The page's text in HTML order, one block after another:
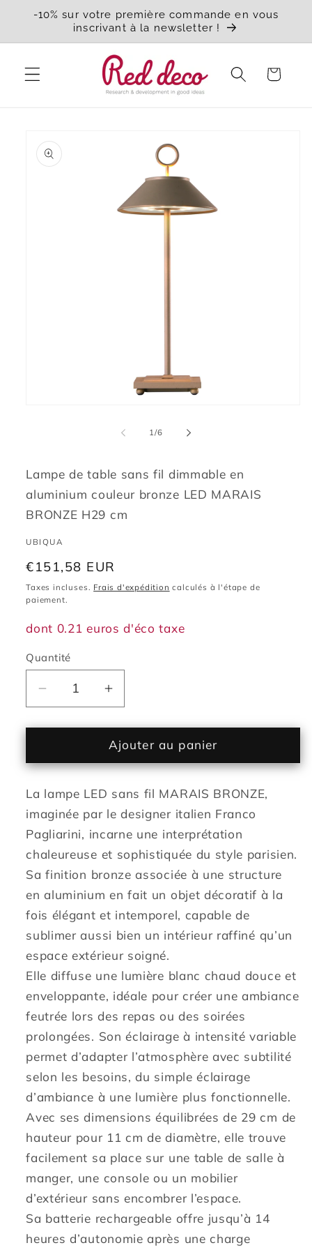
passer
contenu
-10% sur votre première commande en vous
inscrivant à la newsletter !
Panier
informations
produits
fenêtre
modale
1/de
6
Lampe de table sans fil dimmable en
aluminium couleur bronze LED MARAIS
BRONZE H29 cm
UBIQUA
Prix
habituel
€151,58 EUR
Taxes incluses. Frais d'expédition calculés à l'étape de
paiement.
dont 0.21 euros d'éco taxe
Quantité
Réduire
la
quantité
Lampe
table
sans
fil
dimmable
en
aluminium
couleur
bronze
LED
BRONZE
H29
cm
Augmenter
la
quantité
de
Lampe
table
sans
fil
dimmable
en
aluminium
couleur
bronze
LED
BRONZE
H29
cm
Ajouter au panier
La lampe LED sans fil MARAIS BRONZE,
imaginée par le designer italien Franco
Pagliarini, incarne une interprétation
chaleureuse et sophistiquée du style parisien.
Sa finition bronze associée à une structure
en aluminium en fait un objet décoratif à la
fois élégant et intemporel, capable de
sublimer aussi bien un intérieur raffiné qu’un
espace extérieur soigné.
Elle diffuse une lumière blanc chaud douce et
enveloppante, idéale pour créer une ambiance
feutrée lors des repas ou des soirées
prolongées. Son éclairage à intensité variable
permet d’adapter l’atmosphère avec subtilité
selon les besoins, du simple éclairage
d’ambiance à une lumière plus fonctionnelle.
Avec ses dimensions équilibrées de 29 cm de
hauteur pour 11 cm de diamètre, elle trouve
facilement sa place sur une table de salle à
manger, une console ou un mobilier
d’extérieur sans encombrer l’espace.
Sa batterie rechargeable offre jusqu’à 14
heures d’autonomie après une charge